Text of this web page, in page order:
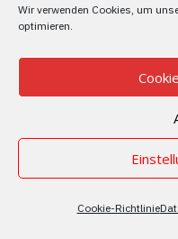
Wir verwenden Cookies, um
optimieren.
Cookie-Richtlinie